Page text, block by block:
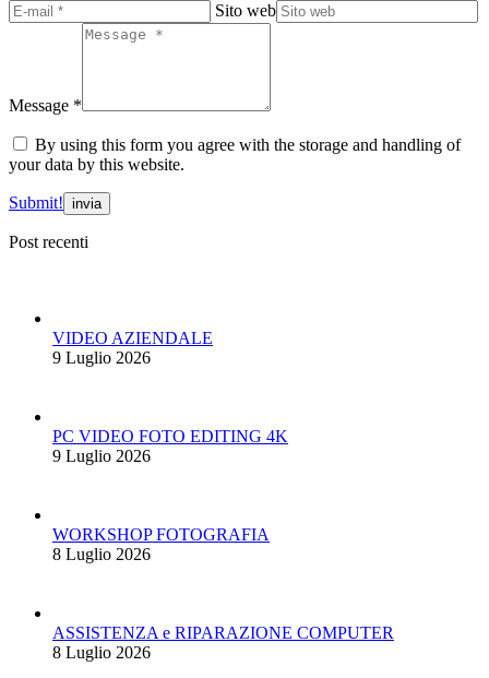
Sito web
Message *
By using this form you agree with the storage and handling of
your data by this website.
Submit!
Post recenti
VIDEO AZIENDALE
9 Luglio 2026
PC VIDEO FOTO EDITING 4K
9 Luglio 2026
WORKSHOP FOTOGRAFIA
8 Luglio 2026
ASSISTENZA e RIPARAZIONE COMPUTER
8 Luglio 2026